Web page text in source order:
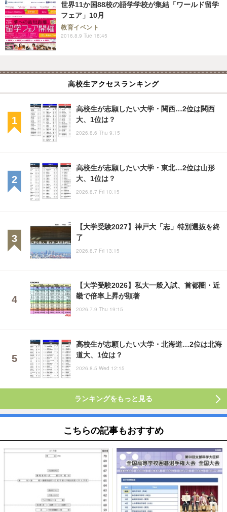
世界11か国88校の語学学校が集結「ワールド留学
フェア」10月
教育イベント
2016.8.9 Tue 18:45
高校生アクセスランキング
高校生が志願したい大学・関西…2位は関西
大、1位は？
2026.8.6 Thu 9:15
高校生が志願したい大学・東北…2位は山形
大、1位は？
2026.8.7 Fri 10:15
【大学受験2027】神戸大「志」特別選抜を終
了
2026.8.7 Fri 13:15
【大学受験2026】私大一般入試、首都圏・近
畿で倍率上昇が顕著
2026.7.9 Thu 19:15
高校生が志願したい大学・北海道…2位は北海
道大、1位は？
2026.8.5 Wed 12:15
ランキングをもっと見る
こちらの記事もおすすめ